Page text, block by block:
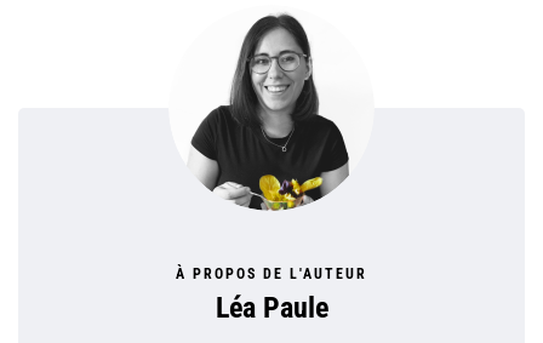
À PROPOS DE L'AUTEUR
Léa Paule